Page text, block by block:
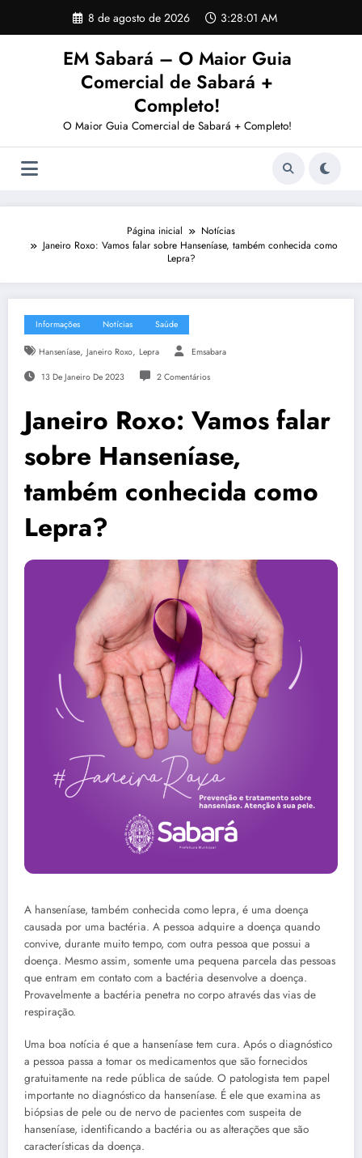
o
8 de agosto de 2026 3:28:02 AM
EM Sabará – O Maior Guia
Comercial de Sabará +
Completo!
O Maior Guia Comercial de Sabará + Completo!
Página inicial
Notícias
Janeiro Roxo: Vamos falar sobre Hanseníase, também conhecida como
Lepra?
Informações Notícias Saúde
Hanseníase, Janeiro Roxo, Lepra Emsabara
13 De Janeiro De 2023 2 Comentários
Janeiro Roxo: Vamos falar
sobre Hanseníase,
também conhecida como
Lepra?
A hanseníase, também conhecida como lepra, é uma doença
causada por uma bactéria. A pessoa adquire a doença quando
convive, durante muito tempo, com outra pessoa que possui a
doença. Mesmo assim, somente uma pequena parcela das pessoas
que entram em contato com a bactéria desenvolve a doença.
Provavelmente a bactéria penetra no corpo através das vias de
respiração.
Uma boa notícia é que a hanseníase tem cura. Após o diagnóstico
a pessoa passa a tomar os medicamentos que são fornecidos
gratuitamente na rede pública de saúde. O patologista tem papel
importante no diagnóstico da hanseníase. É ele que examina as
biópsias de pele ou de nervo de pacientes com suspeita de
hanseníase, identificando a bactéria ou as alterações que são
características da doença.